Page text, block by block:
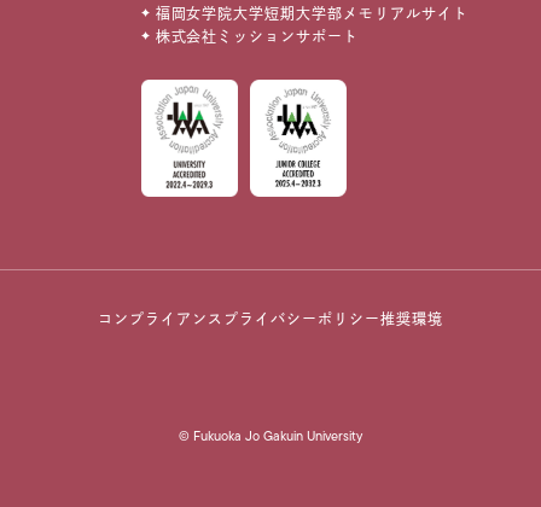
福岡女学院大学短期大学部メモリアルサイト
株式会社ミッションサポート
コンプライアンス プライバシーポリシー推奨環境
© Fukuoka Jo Gakuin University